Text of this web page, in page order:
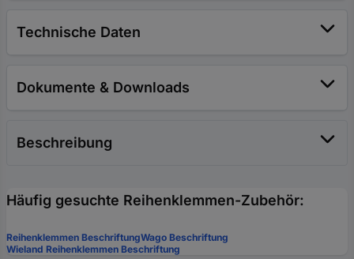
Technische Daten
Dokumente & Downloads
Beschreibung
Häufig gesuchte Reihenklemmen-Zubehör:
Reihenklemmen BeschriftungWago Beschriftung
Wieland Reihenklemmen Beschriftung